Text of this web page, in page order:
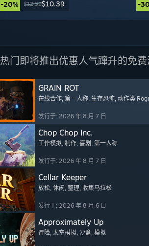
-20% $12.99$10.39 -
热门即将推出优惠人气蹿升的免
GRAIN ROT
在线合作, 第一人称, 生存恐怖, 动作类
发行于: 2026 年 8 月 7 日
Chop Chop Inc.
工作模拟, 制作, 喜剧 , 第一人称
发行于: 2026 年 8 月 7 日
Cellar Keeper
放松, 休闲 , 整理, 收集马拉松
发行于: 2026 年 8 月 6 日
Approximately Up
冒险, 太空模拟, 沙盒, 模拟